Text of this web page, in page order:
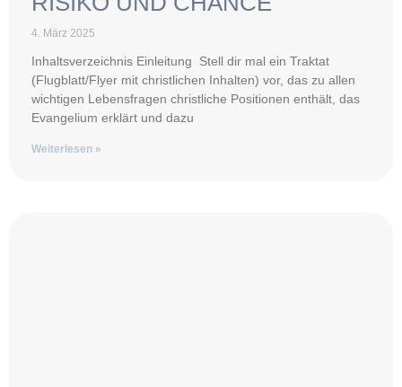
4. März 2025
Inhaltsverzeichnis Einleitung Stell dir mal ein Traktat
(Flugblatt/Flyer mit christlichen Inhalten) vor, das zu allen
wichtigen Lebensfragen christliche Positionen enthält, das
Evangelium erklärt und dazu
Weiterlesen »